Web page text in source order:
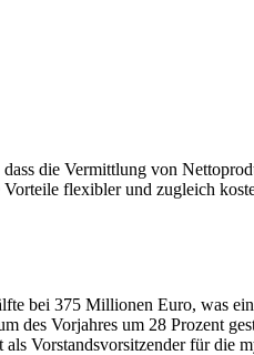
die Vermittlung von
flexibler und zugleich
bei 375 Millionen Euro, was
des Vorjahres um 28 Prozent
Vorstandsvorsitzender für die